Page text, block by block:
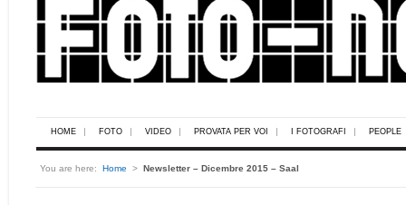
HOME FOTO VIDEO PROVATA PER VOI I FOTOGRAFI PEOPLE
You are here: Home > Newsletter – Dicembre 2015 – Saal